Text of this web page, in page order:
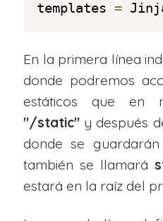
templates =
En la primera línea
donde podremos
estáticos que en
"/static" y después
donde se
también se llamará
estará en la raíz del